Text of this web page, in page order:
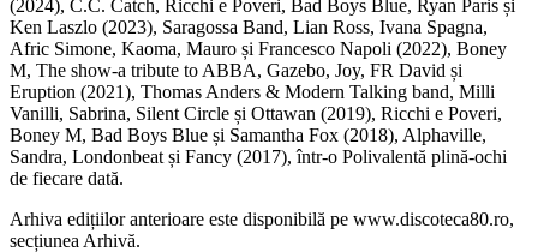
(2024), C.C. Catch, Ricchi e Poveri, Bad Boys Blue, Ryan Paris și
Ken Laszlo (2023), Saragossa Band, Lian Ross, Ivana Spagna,
Afric Simone, Kaoma, Mauro și Francesco Napoli (2022), Boney
M, The show-a tribute to ABBA, Gazebo, Joy, FR David și
Eruption (2021), Thomas Anders & Modern Talking band, Milli
Vanilli, Sabrina, Silent Circle și Ottawan (2019), Ricchi e Poveri,
Boney M, Bad Boys Blue și Samantha Fox (2018), Alphaville,
Sandra, Londonbeat și Fancy (2017), într-o Polivalentă plină-ochi
de fiecare dată.
Arhiva edițiilor anterioare este disponibilă pe www.discoteca80.ro,
secțiunea Arhivă.